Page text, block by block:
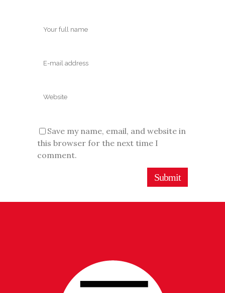
Save my name, email, and website in
this browser for the next time I
comment.